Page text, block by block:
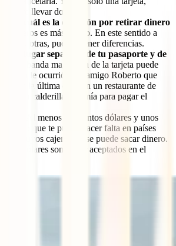
llevar dos.
salir cuál es la comisión por retirar dinero
cajeros es más barato. En este sentido a
u otras, pueden tener diferencias.
un lugar separado de tu pasaporte y de
La banda magnética de la tarjeta puede
como le ocurrió a mi amigo Roberto que
y en la última cena en un restaurante de
su calderilla y la mía para pagar el
. Al menos quinientos dólares y unos
dinero que te puede hacer falta en países
o de cuyos cajeros no se puede sacar dinero.
dólares son mejor aceptados en el